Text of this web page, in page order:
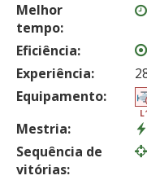
Melhor
tempo:
Eficiência:
Experiência:
Equipamento:
Mestria:
Sequência de
vitórias: